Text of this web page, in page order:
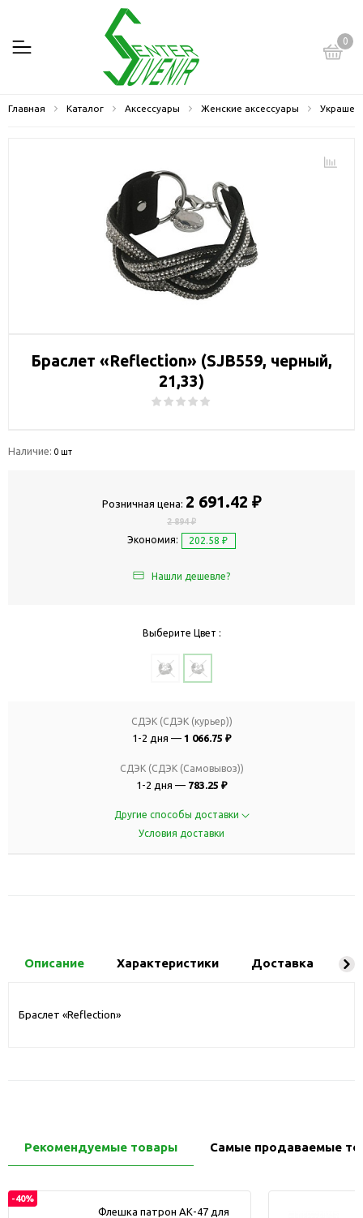
0
Главная Каталог Аксессуары Женские аксессуары
Браслет «Reflection» (SJB559, черный,
21,33)
Наличие: 0 шт
Розничная цена: 2 691.42 ₽
2 894 ₽
Экономия: 202.58 ₽
Нашли дешевле?
Выберите Цвет :
СДЭК (СДЭК (курьер))
1-2 дня — 1 066.75 ₽
СДЭК (СДЭК (Самовывоз))
1-2 дня — 783.25 ₽
Другие способы доставки
Условия доставки
Описание Характеристики Доставка
Браслет «Reflection»
Рекомендуемые товары Самые продаваемые
-40%
Флешка патрон АК-47 для